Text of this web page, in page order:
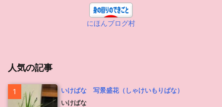
にほんブログ村
人気の記事
1
いけばな 写景盛花（しゃけいもりばな）
いけばな